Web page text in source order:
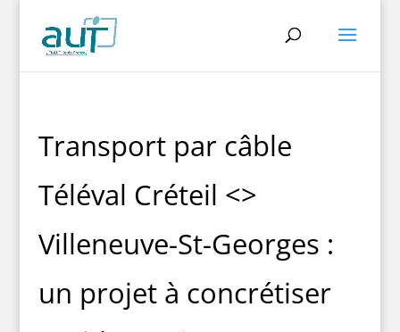
Transport par câble
Téléval Créteil <>
Villeneuve-St-Georges :
un projet à concrétiser